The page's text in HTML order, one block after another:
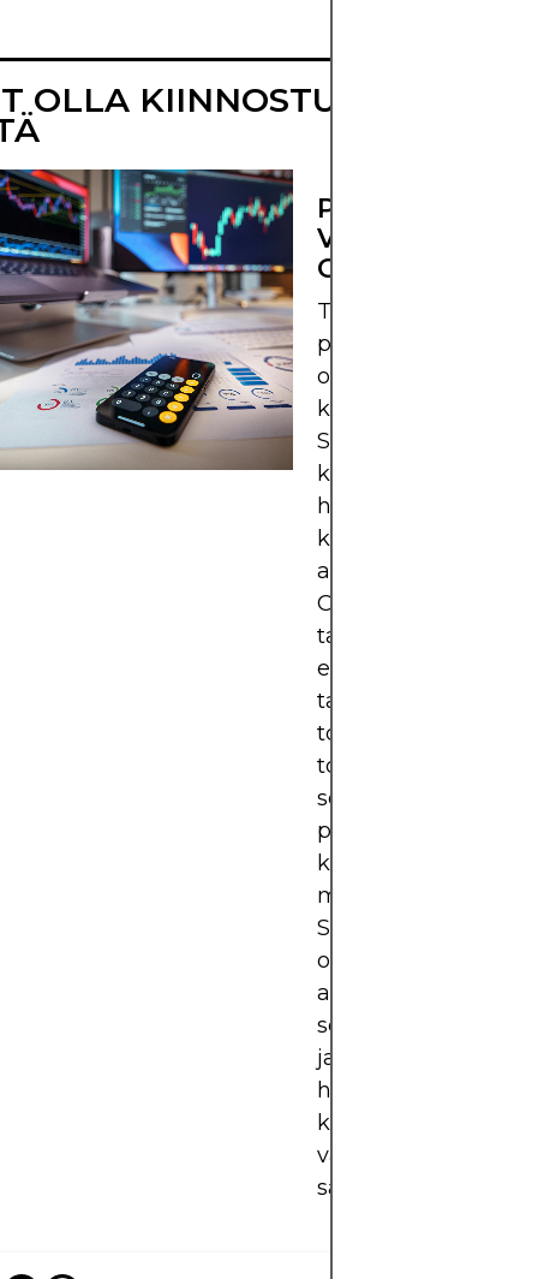
OLLA KIINNOSTUNUT MYÖS
PARHAAT
VÄLITTÄJÄT
OSAKKEISSA
Tämä ranking
parhaat välittäjät
osakkeiden
kaupankäyntiin
Suomessa,
kriteereinä
helppokäyttöisyys,
kustannukset ja
asiakaspalvelun
Osakkeisiin
tarkastelimme
erityisesti välittäjien
tarjoamaa
toimeksiantojen
toteutuksen
sekä pääsyä
pörssiin ja
kansainvälisiin
markkinoihin.
Suomalaisille
on tärkeää löytää
alusta, joka yhdistää
selkeän
ja kilpailukykyiset
hinnat. Näiden
kautta voi rakentaa
vakaata ja
salkkua.